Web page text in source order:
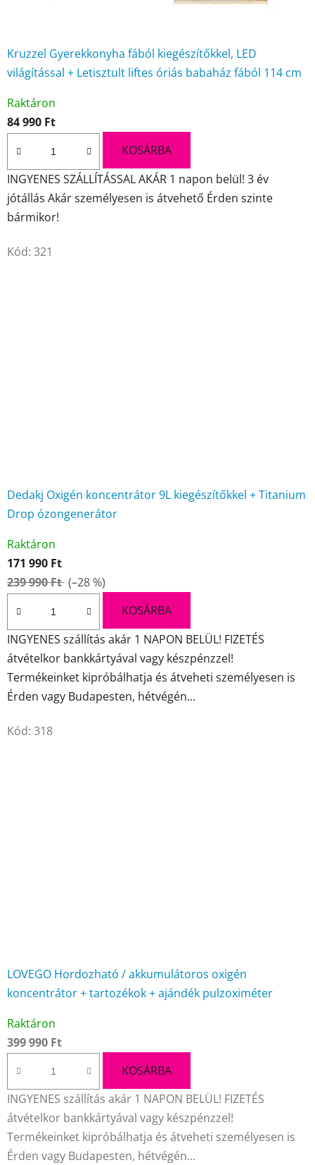
Kruzzel Gyerekkonyha fából kiegészítőkkel, LED
világítással + Letisztult liftes óriás babaház fából 114 cm
termék
átlagos
értékelése
5-
ből
5,0
csillag.
Raktáron
84 990 Ft
KOSÁRBA
INGYENES SZÁLLÍTÁSSAL AKÁR 1 napon belül! 3 év
jótállás Akár személyesen is átvehető Érden szinte
bármikor!
Kód: 321
Dedakj Oxigén koncentrátor 9L kiegészítőkkel + Titanium
Drop ózongenerátor
termék
átlagos
értékelése
ből
4,7
csillag.
Raktáron
171 990 Ft
239 990 Ft (–28 %)
KOSÁRBA
INGYENES szállítás akár 1 NAPON BELÜL! FIZETÉS
átvételkor bankkártyával vagy készpénzzel!
Termékeinket kipróbálhatja és átveheti személyesen is
Érden vagy Budapesten, hétvégén...
Kód: 318
LOVEGO Hordozható / akkumulátoros oxigén
koncentrátor + tartozékok + ajándék pulzoximéter
termék
átlagos
értékelése
5-
ből
4,7
csillag.
Raktáron
399 990 Ft
KOSÁRBA
INGYENES szállítás akár 1 NAPON BELÜL! FIZETÉS
átvételkor bankkártyával vagy készpénzzel!
Termékeinket kipróbálhatja és átveheti személyesen is
Érden vagy Budapesten, hétvégén...